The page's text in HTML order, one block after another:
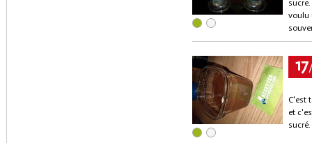
voulu
17
C'est
et
sucré.